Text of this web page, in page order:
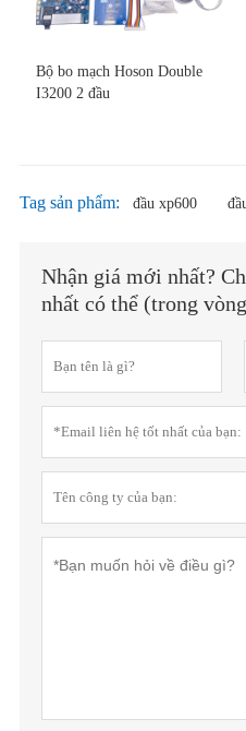
Bộ bo mạch Hoson Double
I3200 2 đầu
Tag sản phẩm: đầu xp600
Nhận giá mới nhất?
nhất có thể (trong